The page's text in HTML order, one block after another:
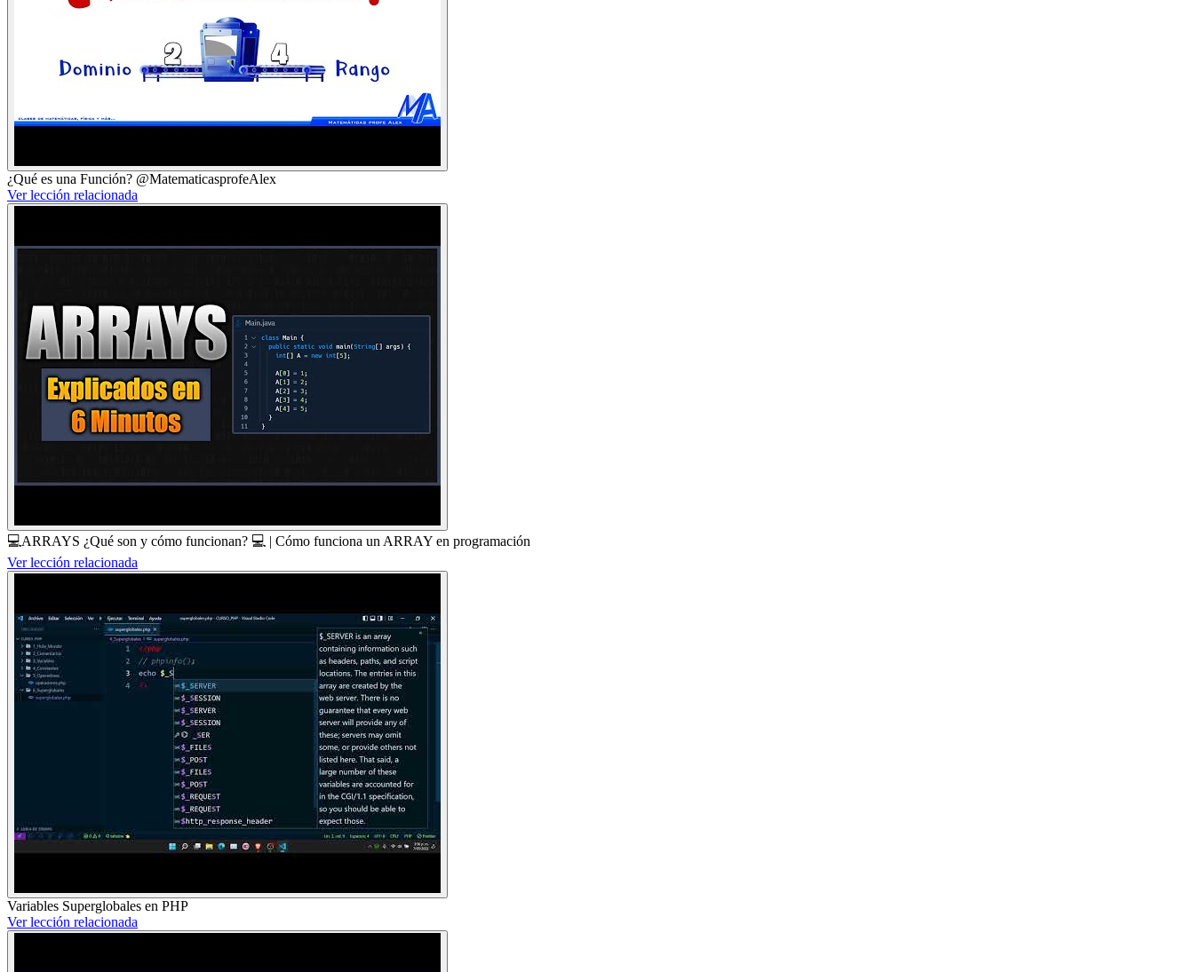
¿Qué es una Función? @MatematicasprofeAlex
Ver lección relacionada
💻ARRAYS ¿Qué son y cómo funcionan? 💻 | Cómo funciona un ARRAY en programación
Ver lección relacionada
Variables Superglobales en PHP
Ver lección relacionada